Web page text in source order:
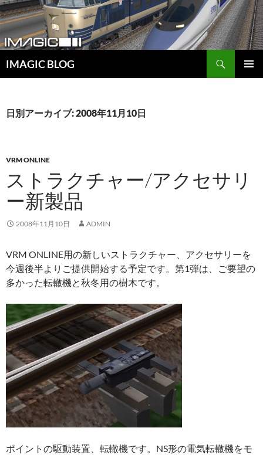
コ
ン
テ
ン
ツ
へ
ッ
IMAGIC BLOG
索
日別アーカイブ: 2008年11月10日
VRM ONLINE
ストラクチャー/アクセサリ
ー新製品
2008年11月10日 ADMIN
VRM ONLINE用の新しいストラクチャー、アクセサリーを
今週後半よりご提供開始する予定です。第1弾は、ご要望の
多かった転轍機と秋冬用の樹木です。
ポイントの駆動装置、転轍機です。NS形の電気転轍機をモ